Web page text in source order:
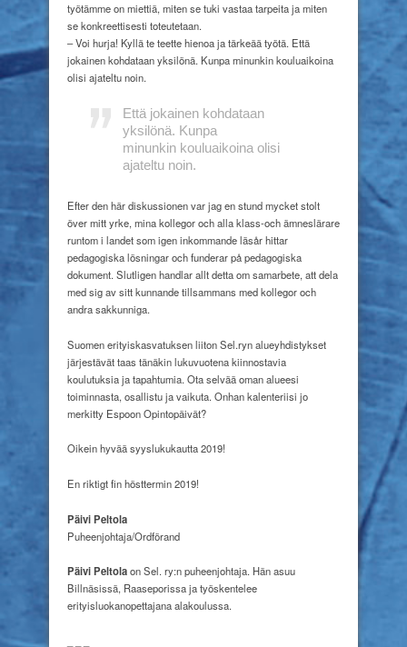
työtämme on miettiä, miten se tuki vastaa tarpeita ja miten
se konkreettisesti toteutetaan.
– Voi hurja! Kyllä te teette hienoa ja tärkeää työtä. Että
jokainen kohdataan yksilönä. Kunpa minunkin kouluaikoina
olisi ajateltu noin.
Että jokainen kohdataan
yksilönä. Kunpa
minunkin kouluaikoina olisi
ajateltu noin.
Efter den här diskussionen var jag en stund mycket stolt
över mitt yrke, mina kollegor och alla klass-och ämneslärare
runtom i landet som igen inkommande läsår hittar
pedagogiska lösningar och funderar på pedagogiska
dokument. Slutligen handlar allt detta om samarbete, att dela
med sig av sitt kunnande tillsammans med kollegor och
andra sakkunniga.
Suomen erityiskasvatuksen liiton Sel.ryn alueyhdistykset
järjestävät taas tänäkin lukuvuotena kiinnostavia
koulutuksia ja tapahtumia. Ota selvää oman alueesi
toiminnasta, osallistu ja vaikuta. Onhan kalenteriisi jo
merkitty Espoon Opintopäivät?
Oikein hyvääsyyslukukautta 2019!
En riktigt fin hösttermin 2019!
Päivi Peltola
Puheenjohtaja/Ordförand
Päivi Peltolaon Sel. ry:n puheenjohtaja. Hän asuu
Billnäsissä, Raaseporissa ja työskentelee
erityisluokanopettajana alakoulussa.